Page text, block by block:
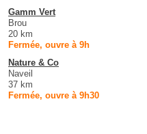
Gamm Vert
Brou
20 km
Fermée, ouvre à 9h
Nature & Co
Naveil
37 km
Fermée, ouvre à 9h30